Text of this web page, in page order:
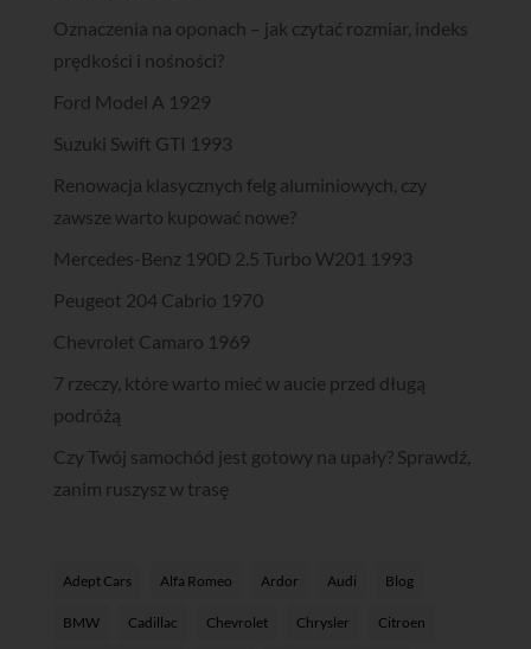
Oznaczenia na oponach – jak czytać rozmiar, indeks
prędkości i nośności?
Ford Model A 1929
Suzuki Swift GTI 1993
Renowacja klasycznych felg aluminiowych, czy
zawsze warto kupować nowe?
Mercedes-Benz 190D 2.5 Turbo W201 1993
Peugeot 204 Cabrio 1970
Chevrolet Camaro 1969
7 rzeczy, które warto mieć w aucie przed długą
podróżą
Czy Twój samochód jest gotowy na upały? Sprawdź,
zanim ruszysz w trasę
Adept Cars Alfa Romeo Ardor Audi Blog
BMW Cadillac Chevrolet Chrysler Citroen